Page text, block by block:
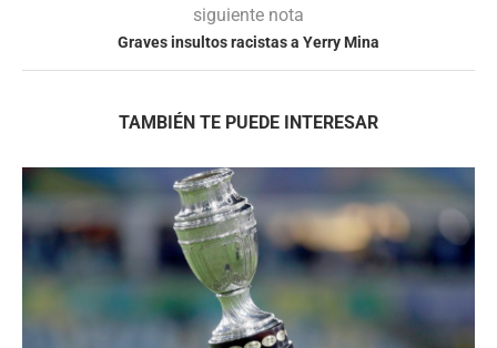
siguiente nota
Graves insultos racistas a Yerry Mina
TAMBIÉN TE PUEDE INTERESAR